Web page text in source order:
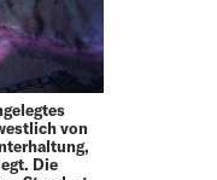
von
Die